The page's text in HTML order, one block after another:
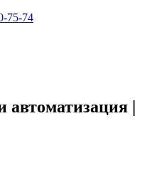
75-74
автоматизация |